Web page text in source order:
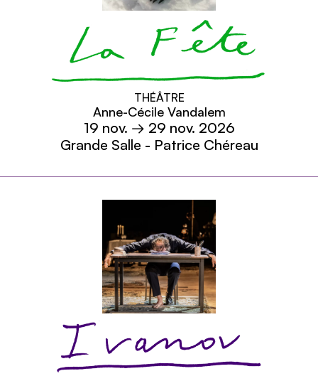
La Fête THÉÂTRE
Anne-Cécile Vandalem
19 nov. → 29 nov. 2026
Grande Salle - Patrice Chéreau